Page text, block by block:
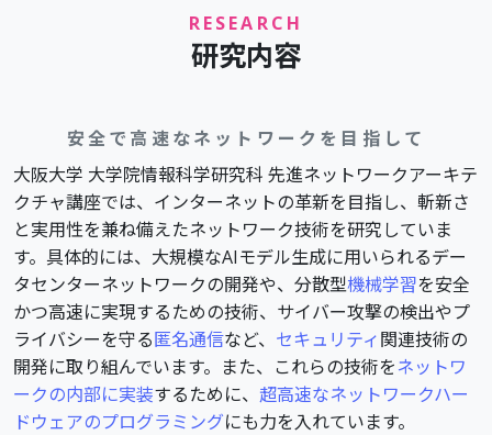
RESEARCH
研究内容
安全で高速なネットワークを目指して
大阪大学 大学院情報科学研究科 先進ネットワークアーキテ
クチャ講座では、インターネットの革新を目指し、斬新さ
と実用性を兼ね備えたネットワーク技術を研究していま
す。具体的には、大規模なAIモデル生成に用いられるデー
タセンターネットワークの開発や、分散型機械学習を安全
かつ高速に実現するための技術、サイバー攻撃の検出やプ
ライバシーを守る匿名通信など、 セキュリティ関連技術の
開発に取り組んでいます。また、これらの技術をネットワ
ークの内部に実装するために、 超高速なネットワークハー
ドウェアのプログラミングにも力を入れています。